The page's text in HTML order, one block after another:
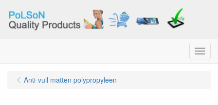
Menu
Anti-vuil matten polypropyleen